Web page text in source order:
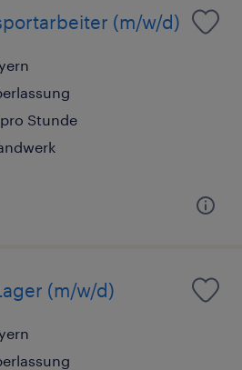
(m/w/d)
Stunde
(m/w/d)